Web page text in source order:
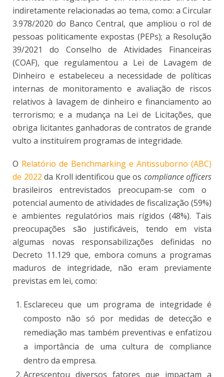
indiretamente relacionadas ao tema, como: a Circular
3.978/2020 do Banco Central, que ampliou o rol de
pessoas politicamente expostas (PEPs); a Resolução
39/2021 do Conselho de Atividades Financeiras
(COAF), que regulamentou a Lei de Lavagem de
Dinheiro e estabeleceu a necessidade de políticas
internas de monitoramento e avaliação de riscos
relativos à lavagem de dinheiro e financiamento ao
terrorismo; e a mudança na Lei de Licitações, que
obriga licitantes ganhadoras de contratos de grande
vulto a instituírem programas de integridade.
O Relatório de Benchmarking e Antissuborno (ABC)
de 2022 da Kroll identificou que os compliance officers
brasileiros entrevistados preocupam-se com o
potencial aumento de atividades de fiscalização (59%)
e ambientes regulatórios mais rígidos (48%). Tais
preocupações são justificáveis, tendo em vista
algumas novas responsabilizações definidas no
Decreto 11.129 que, embora comuns a programas
maduros de integridade, não eram previamente
previstas em lei, como:
Esclareceu que um programa de integridade é
composto não só por medidas de detecção e
remediação mas também preventivas e enfatizou
a importância de uma cultura de compliance
dentro da empresa.
Acrescentou diversos fatores que impactam a